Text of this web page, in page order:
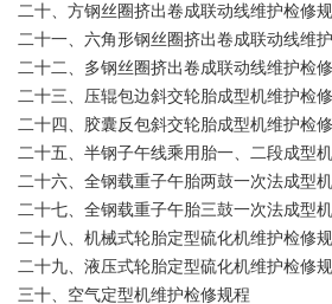
二十、方钢丝圈挤出卷成联动线维护检修
二十一、六角形钢丝圈挤出卷成联动线维
二十二、多钢丝圈挤出卷成联动线维护检
二十三、压辊包边斜交轮胎成型机维护检
二十四、胶囊反包斜交轮胎成型机维护检
二十五、半钢子午线乘用胎一、二段成型
二十六、全钢载重子午胎两鼓一次法成型
二十七、全钢载重子午胎三鼓一次法成型
二十八、机械式轮胎定型硫化机维护检修
二十九、液压式轮胎定型硫化机维护检修
三十、空气定型机维护检修规程